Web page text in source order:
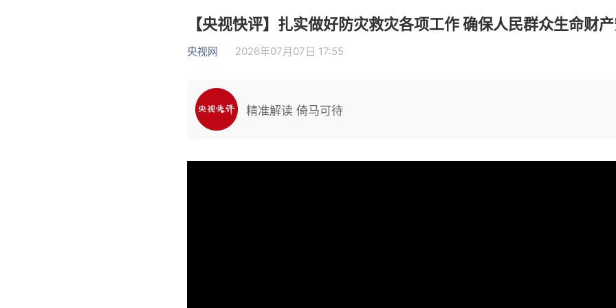
【央视快评】扎实做好防灾救灾各项工作 确保人民群众生命财
央视网 2026年07月07日 17:55
精准解读 倚马可待